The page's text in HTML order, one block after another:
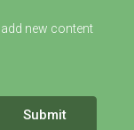
new content
Submit